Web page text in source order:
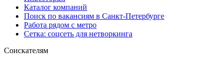
Каталог компаний
Поиск по вакансиям в Санкт-Петербурге
Работа рядом с метро
Сетка: соцсеть для нетворкинга
Соискателям